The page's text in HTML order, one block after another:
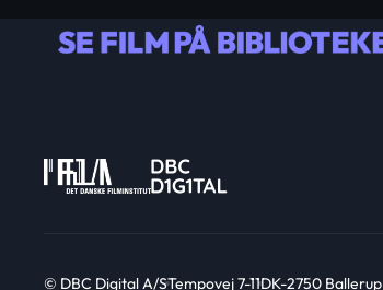
© DBC Digital A/STempovej 7-11DK-2750 Ballerup